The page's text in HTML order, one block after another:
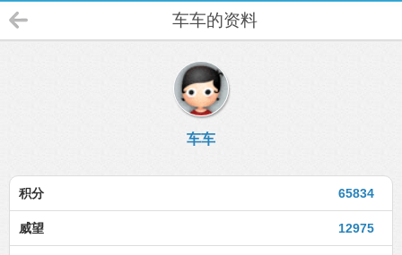
车车的资料
车车
65834
积分
12975
威望